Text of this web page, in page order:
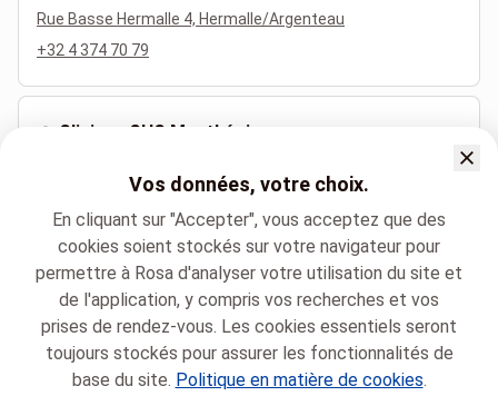
Rue Basse Hermalle 4, Hermalle/Argenteau
+32 4 374 70 79
Clinique CHC MontLégia
+32 4 355 50 07
Langues parlées
Français (Français)
Groupe santé CHC
Chirurgie maxillo-faciale
Vos données, votre choix.
En cliquant sur "Accepter", vous acceptez que des
cookies soient stockés sur votre navigateur pour
permettre à Rosa d'analyser votre utilisation du site et
de l'application, y compris vos recherches et vos
prises de rendez-vous. Les cookies essentiels seront
toujours stockés pour assurer les fonctionnalités de
base du site. Politique en matière de cookies.